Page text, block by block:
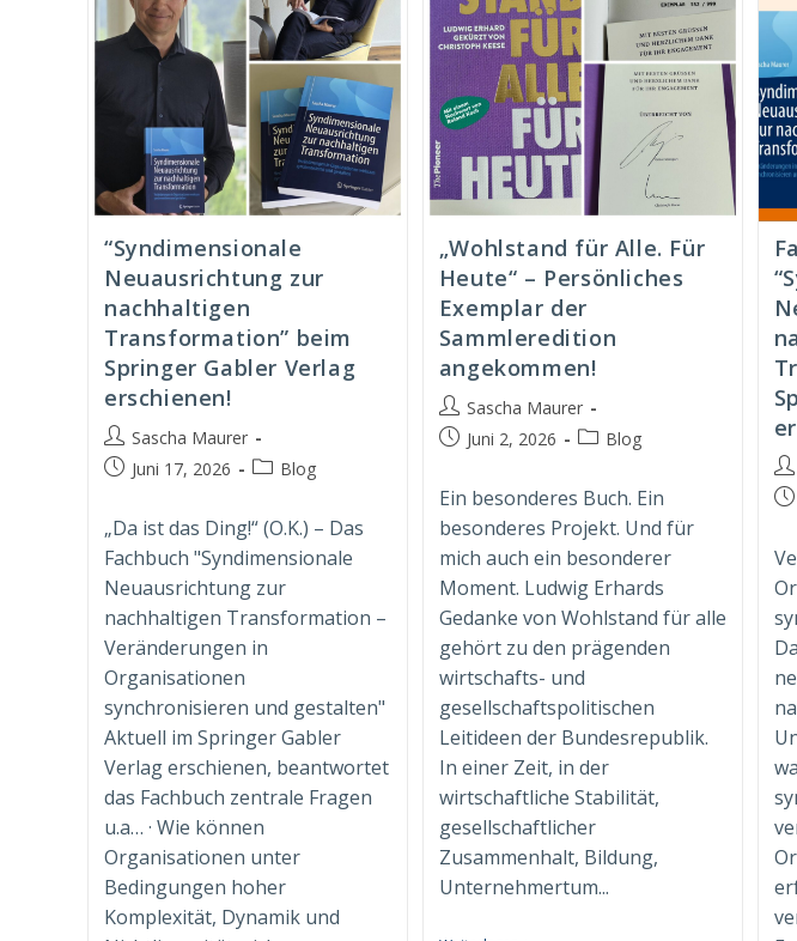
“Syndimensionale
Neuausrichtung zur
nachhaltigen
Transformation” beim
Springer Gabler Verlag
erschienen!
Beitrags-
Autor:
Sascha Maurer
BeitragJuni 17, 2026
Beitrags-
Blog
„Da ist das Ding!“ (O.K.) – Das
Fachbuch "Syndimensionale
Neuausrichtung zur
nachhaltigen Transformation –
Veränderungen in
Organisationen
synchronisieren und gestalten"
Aktuell im Springer Gabler
Verlag erschienen, beantwortet
das Fachbuch zentrale Fragen
u.a… · Wie können
Organisationen unter
Bedingungen hoher
Komplexität, Dynamik und
„Wohlstand für Alle. Für
Heute“ – Persönliches
Exemplar der
Sammleredition
angekommen!
Beitrags-
Autor:
Sascha Maurer
BeitragJuni 2, 2026
Beitrags-
Blog
Ein besonderes Buch. Ein
besonderes Projekt. Und für
mich auch ein besonderer
Moment. Ludwig Erhards
Gedanke von Wohlstand für alle
gehört zu den prägenden
wirtschafts- und
gesellschaftspolitischen
Leitideen der Bundesrepublik.
In einer Zeit, in der
wirtschaftliche Stabilität,
gesellschaftlicher
Zusammenhalt, Bildung,
Unternehmertum...